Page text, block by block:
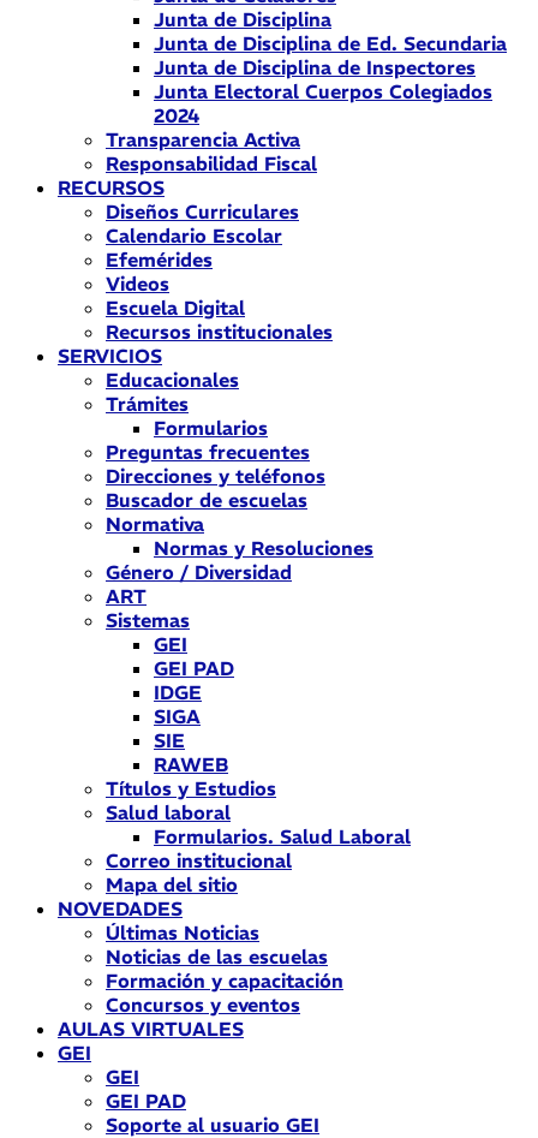
Junta de Disciplina
Junta de Disciplina de Ed. Secundaria
Junta de Disciplina de Inspectores
Junta Electoral Cuerpos Colegiados
2024
Transparencia Activa
Responsabilidad Fiscal
RECURSOS
Diseños Curriculares
Calendario Escolar
Efemérides
Videos
Escuela Digital
Recursos institucionales
SERVICIOS
Educacionales
Trámites
Formularios
Preguntas frecuentes
Direcciones y teléfonos
Buscador de escuelas
Normativa
Normas y Resoluciones
Género / Diversidad
ART
Sistemas
GEI
GEI PAD
IDGE
SIGA
SIE
RAWEB
Títulos y Estudios
Salud laboral
Formularios. Salud Laboral
Correo institucional
Mapa del sitio
NOVEDADES
Últimas Noticias
Noticias de las escuelas
Formación y capacitación
Concursos y eventos
AULAS VIRTUALES
GEI
GEI
GEI PAD
Soporte al usuario GEI